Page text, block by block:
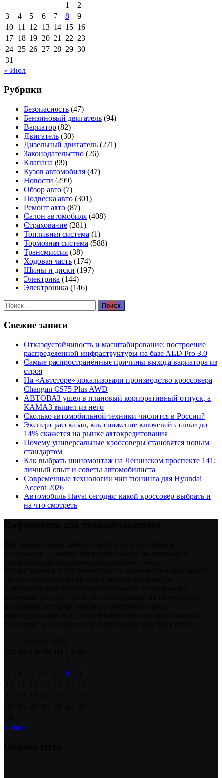
1
2
3
4 5 6 7 8
9
10 11 12 13 14 15 16
17 18 19 20 21 22 23
24 25 26 27 28 29 30
31
« Июл
Рубрики
Безопасность (47)
Бензиновый двигатель (94)
Вариатор (82)
Двигатель (30)
Дизельный двигатель (271)
Законодательство (26)
Клапана (99)
Кузов автомобиля (47)
Новости (299)
Обзор авто (7)
Подвеска авто (301)
Ремонт авто (87)
Салон автомобиля (408)
Страхование (281)
Топливная система (1)
Тормозная система (588)
Трансмиссия (38)
Ходовая часть (174)
Шины и диски (197)
Электрика (144)
Электроника (146)
Найти:
Свежие записи
Отказоустойчивость и масштабирование: построение
распределенной инфраструктуры на базе ALD Pro 3.0
Самые распространённые причины выхода вариатора из
строя
На «Автоторе» локализовали производство кроссовера
Changan CS75 Plus AWD
АВТОВАЗ ушел в плановый корпоративный отпуск, а
КАМАЗ вышел из него
Сколько автомобильной техники числится в России?
Эксперт рассказал, как снижение ключевой ставки до
14% скажется на рынке автокредитования
Почему универсальные кроссоверы становятся новым
стандартом
Как выбрать шиномонтаж на Ленинском проспекте 141:
личный опыт и советы автомобилиста
Современные технологии чип тюнинга для Hyundai
Accent 2026
Автомобиль Haval сегодня: какой кроссовер выбрать и
на что смотреть
8
« Июл